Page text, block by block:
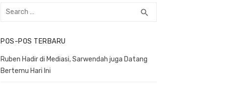
Search
search
POS-POS TERBARU
Ruben Hadir di Mediasi, Sarwendah juga Datang
Bertemu Hari Ini